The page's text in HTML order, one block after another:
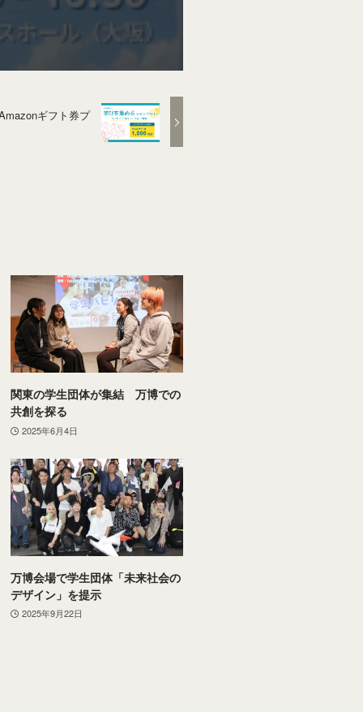
ギフト券プ
関東の学生団体が集結 万博での
共創を探る
2025年6月4日
万博会場で学生団体「未来社会の
デザイン」を提示
2025年9月22日